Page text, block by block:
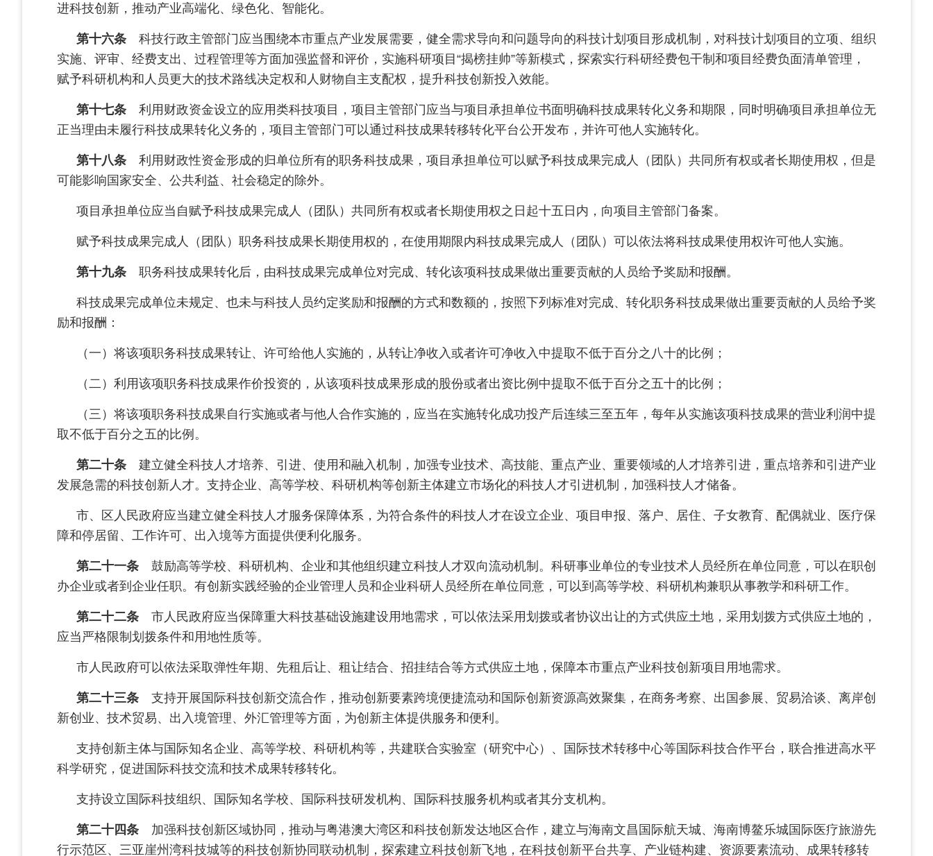
进科技创新，推动产业高端化、绿色化、智能化。
第十六条 科技行政主管部门应当围绕本市重点产业发展需要，健全需求导向和问题导向的科技计划项目形成机制，对科技计划项目的立项、组织
实施、评审、经费支出、过程管理等方面加强监督和评价，实施科研项目“揭榜挂帅”等新模式，探索实行科研经费包干制和项目经费负面清单管理，
赋予科研机构和人员更大的技术路线决定权和人财物自主支配权，提升科技创新投入效能。
第十七条 利用财政资金设立的应用类科技项目，项目主管部门应当与项目承担单位书面明确科技成果转化义务和期限，同时明确项目承担单位无
正当理由未履行科技成果转化义务的，项目主管部门可以通过科技成果转移转化平台公开发布，并许可他人实施转化。
第十八条 利用财政性资金形成的归单位所有的职务科技成果，项目承担单位可以赋予科技成果完成人（团队）共同所有权或者长期使用权，但是
可能影响国家安全、公共利益、社会稳定的除外。
项目承担单位应当自赋予科技成果完成人（团队）共同所有权或者长期使用权之日起十五日内，向项目主管部门备案。
赋予科技成果完成人（团队）职务科技成果长期使用权的，在使用期限内科技成果完成人（团队）可以依法将科技成果使用权许可他人实施。
第十九条 职务科技成果转化后，由科技成果完成单位对完成、转化该项科技成果做出重要贡献的人员给予奖励和报酬。
科技成果完成单位未规定、也未与科技人员约定奖励和报酬的方式和数额的，按照下列标准对完成、转化职务科技成果做出重要贡献的人员给予奖
励和报酬：
（一）将该项职务科技成果转让、许可给他人实施的，从转让净收入或者许可净收入中提取不低于百分之八十的比例；
（二）利用该项职务科技成果作价投资的，从该项科技成果形成的股份或者出资比例中提取不低于百分之五十的比例；
（三）将该项职务科技成果自行实施或者与他人合作实施的，应当在实施转化成功投产后连续三至五年，每年从实施该项科技成果的营业利润中提
取不低于百分之五的比例。
第二十条 建立健全科技人才培养、引进、使用和融入机制，加强专业技术、高技能、重点产业、重要领域的人才培养引进，重点培养和引进产业
发展急需的科技创新人才。支持企业、高等学校、科研机构等创新主体建立市场化的科技人才引进机制，加强科技人才储备。
市、区人民政府应当建立健全科技人才服务保障体系，为符合条件的科技人才在设立企业、项目申报、落户、居住、子女教育、配偶就业、医疗保
障和停居留、工作许可、出入境等方面提供便利化服务。
第二十一条 鼓励高等学校、科研机构、企业和其他组织建立科技人才双向流动机制。科研事业单位的专业技术人员经所在单位同意，可以在职创
办企业或者到企业任职。有创新实践经验的企业管理人员和企业科研人员经所在单位同意，可以到高等学校、科研机构兼职从事教学和科研工作。
第二十二条 市人民政府应当保障重大科技基础设施建设用地需求，可以依法采用划拨或者协议出让的方式供应土地，采用划拨方式供应土地的，
应当严格限制划拨条件和用地性质等。
市人民政府可以依法采取弹性年期、先租后让、租让结合、招挂结合等方式供应土地，保障本市重点产业科技创新项目用地需求。
第二十三条 支持开展国际科技创新交流合作，推动创新要素跨境便捷流动和国际创新资源高效聚集，在商务考察、出国参展、贸易洽谈、离岸创
新创业、技术贸易、出入境管理、外汇管理等方面，为创新主体提供服务和便利。
支持创新主体与国际知名企业、高等学校、科研机构等，共建联合实验室（研究中心）、国际技术转移中心等国际科技合作平台，联合推进高水平
科学研究，促进国际科技交流和技术成果转移转化。
支持设立国际科技组织、国际知名学校、国际科技研发机构、国际科技服务机构或者其分支机构。
第二十四条 加强科技创新区域协同，推动与粤港澳大湾区和科技创新发达地区合作，建立与海南文昌国际航天城、海南博鳌乐城国际医疗旅游先
行示范区、三亚崖州湾科技城等的科技创新协同联动机制，探索建立科技创新飞地，在科技创新平台共享、产业链构建、资源要素流动、成果转移转